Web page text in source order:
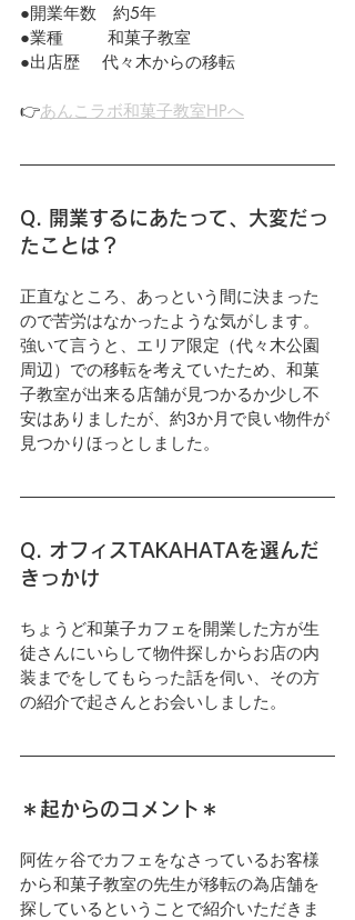
●開業年数　約5年
●業種  　　和菓子教室
●出店歴 　代々木からの移転
👉あんこラボ和菓子教室HPへ
Q. 開業するにあたって、大変だっ
たことは？
正直なところ、あっという間に決まった
ので苦労はなかったような気がします。
強いて言うと、エリア限定（代々木公園
周辺）での移転を考えていたため、和菓
子教室が出来る店舗が見つかるか少し不
安はありましたが、約3か月で良い物件が
見つかりほっとしました。
Q. オフィスTAKAHATAを選んだ
きっかけ
ちょうど和菓子カフェを開業した方が生
徒さんにいらして物件探しからお店の内
装までをしてもらった話を伺い、その方
の紹介で起さんとお会いしました。
＊起からのコメント＊
阿佐ヶ谷でカフェをなさっているお客様
から和菓子教室の先生が移転の為店舗を
探しているということで紹介いただきま